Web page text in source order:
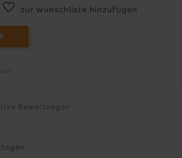
zur Wunschliste hinzufügen
Bewertungen